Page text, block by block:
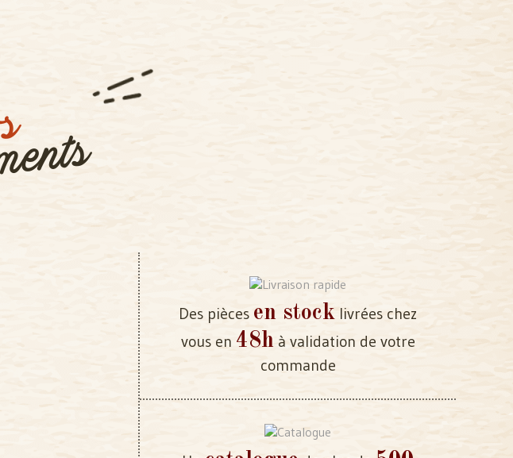
Des pièces en stock livrées chez
vous en 48h à validation de votre
commande